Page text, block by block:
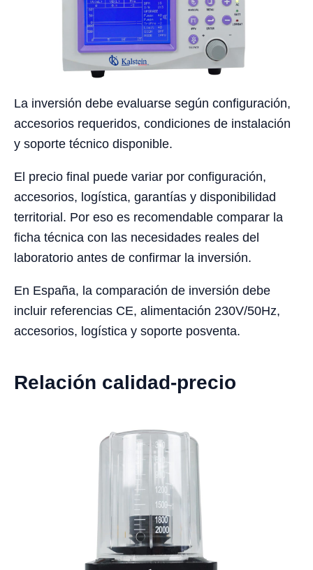
La inversión debe evaluarse según configuración,
accesorios requeridos, condiciones de instalación
y soporte técnico disponible.
El precio final puede variar por configuración,
accesorios, logística, garantías y disponibilidad
territorial. Por eso es recomendable comparar la
ficha técnica con las necesidades reales del
laboratorio antes de confirmar la inversión.
En España, la comparación de inversión debe
incluir referencias CE, alimentación 230V/50Hz,
accesorios, logística y soporte posventa.
Relación calidad-precio